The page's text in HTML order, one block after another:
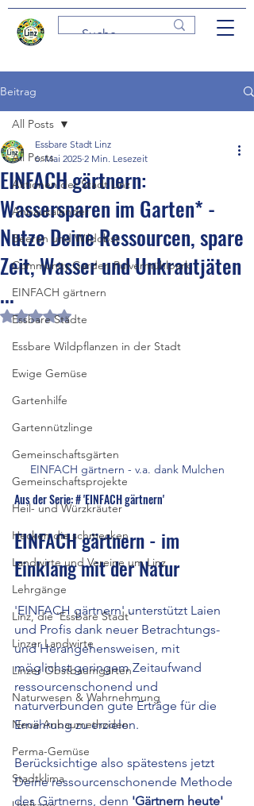
Beitrag
All Posts
Aktionen der Stadt Linz
Anbaukalender
Beeren und Wildobst
Community Garden Pulvermühlpark
EINFACH gärtnern
Essbare Städte
Essbare Wildpflanzen in der Stadt
Ewige Gemüse
Gartenhilfe
Gartennützlinge
Gemeinschaftsgärten
Gemeinschaftsprojekte
Heil- und Würzkräuter
Hecken die schmecken
Landwirte und Vereine um Linz
Lehrgänge
Linz, die 'Essbare Stadt'
Linzer Landwirte
Linzer Obstbaumgärten
Naturwesen & Wahrnehmung
Neue Anbaumethoden
Perma-Gemüse
Stadtklima
All Posts
EINFACH gärtnern:
Wassersparen im Garten* -
Nutze Deine Ressourcen, spare
Zeit, Wasser und Unkrautjäten
...
Essbare Stadt Linz
6. Mai 2025 2 Min. Lesezeit
Mit NaN von 5 Sternen bewertet.
EINFACH gärtnern - v.a. dank Mulchen
Aus der Serie: # 'EINFACH gärtnern'
EINFACH gärtnern - im
Einklang mit der Natur
'EINFACH gärtnern' unterstützt Laien
und Profis dank neuer Betrachtungs-
und Herangehensweisen, mit
möglichst geringem Zeitaufwand
ressourcenschonend und
naturverbunden gute Erträge für die
Ernährung zu erzielen.
Berücksichtige also spätestens jetzt
Deine ressourcenschonende Methode
des Gärtnerns, denn 'Gärtnern heute'